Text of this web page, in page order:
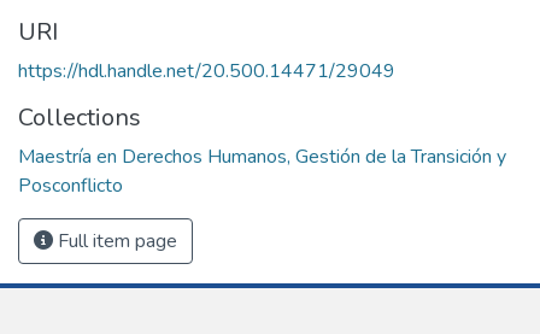
URI
https://hdl.handle.net/20.500.14471/29049
Collections
Maestría en Derechos Humanos, Gestión de la Transición y
Posconflicto
Full item page